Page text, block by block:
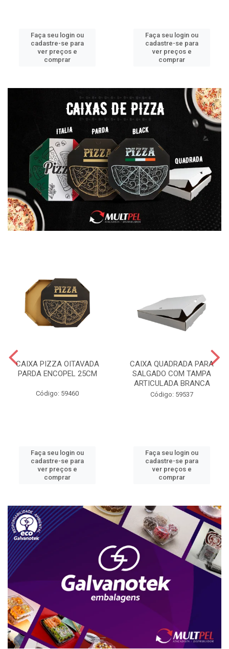
Faça seu login ou
cadastre-se para
ver preços e
comprar
Faça seu login ou
cadastre-se para
ver preços e
comprar
CAIXA PIZZA OITAVADA
PARDA ENCOPEL 25CM
Código: 59460
Faça seu login ou
cadastre-se para
ver preços e
comprar
CAIXA QUADRADA PARA
SALGADO COM TAMPA
ARTICULADA BRANCA
Código: 59537
Faça seu login ou
cadastre-se para
ver preços e
comprar